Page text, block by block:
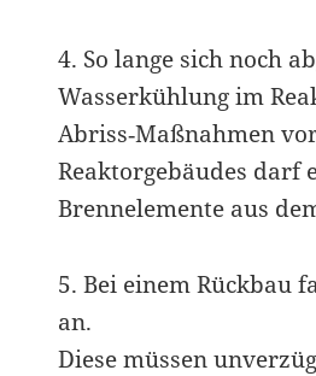
4. So lange sich noch
Wasserkühlung im
Abriss‐Maßnahmen
Reaktorgebäudes darf
Brennelemente aus
5. Bei einem Rückbau
an.
Diese müssen